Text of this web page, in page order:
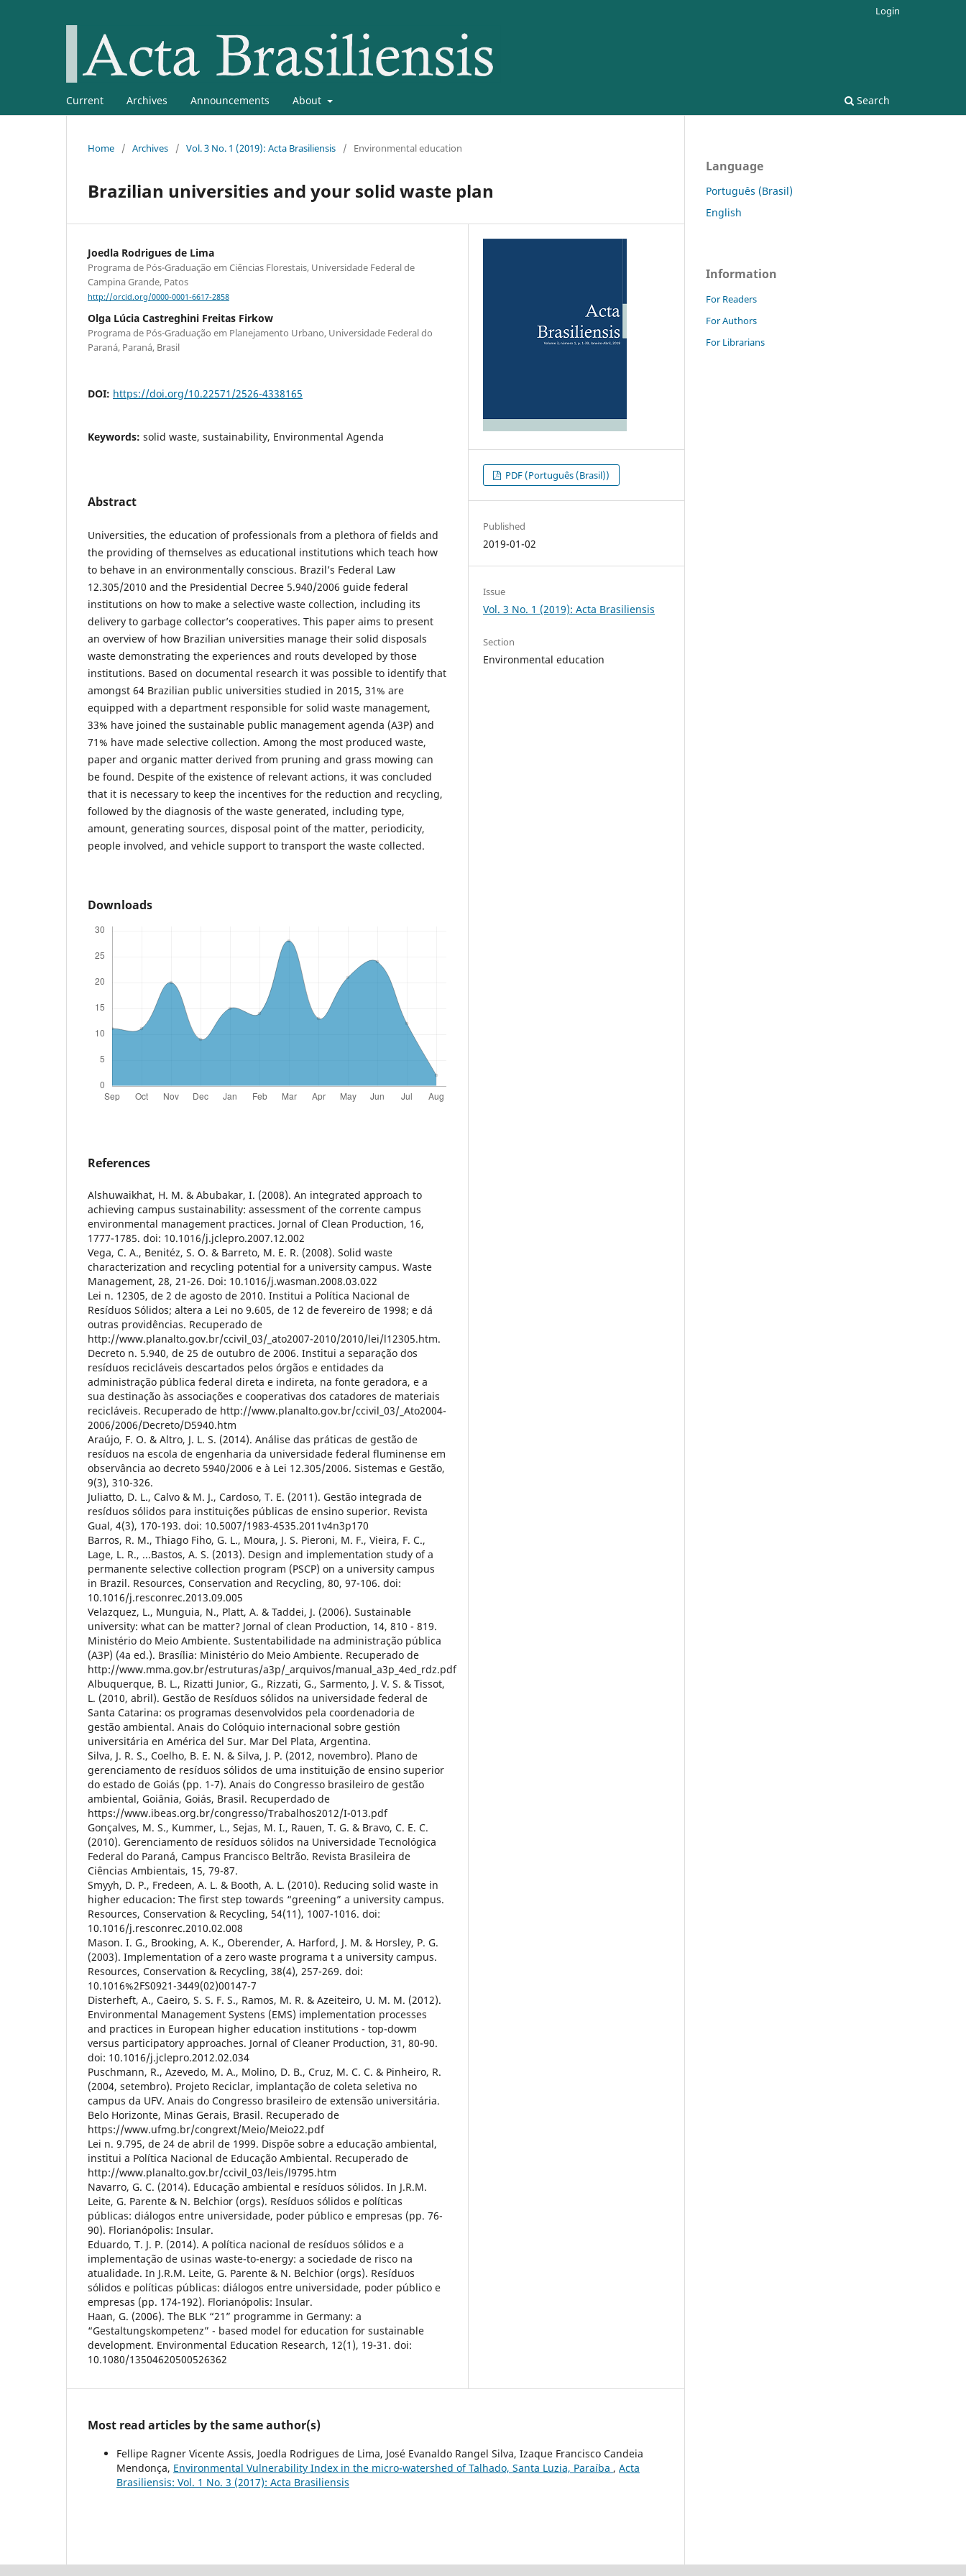
Current Archives Announcements About Search
Login
Home / Archives / Vol. 3 No. 1 (2019): Acta Brasiliensis / Environmental education
Brazilian universities and your solid waste plan
Joedla Rodrigues de Lima
Programa de Pós-Graduação em Ciências Florestais, Universidade Federal de
Campina Grande, Patos
http://orcid.org/0000-0001-6617-2858
Olga Lúcia Castreghini Freitas Firkow
Programa de Pós-Graduação em Planejamento Urbano, Universidade Federal do
Paraná, Paraná, Brasil
DOI: https://doi.org/10.22571/2526-4338165
Keywords: solid waste, sustainability, Environmental Agenda
Abstract
Universities, the education of professionals from a plethora of fields and
the providing of themselves as educational institutions which teach how
to behave in an environmentally conscious. Brazil’s Federal Law
12.305/2010 and the Presidential Decree 5.940/2006 guide federal
institutions on how to make a selective waste collection, including its
delivery to garbage collector’s cooperatives. This paper aims to present
an overview of how Brazilian universities manage their solid disposals
waste demonstrating the experiences and routs developed by those
institutions. Based on documental research it was possible to identify that
amongst 64 Brazilian public universities studied in 2015, 31% are
equipped with a department responsible for solid waste management,
33% have joined the sustainable public management agenda (A3P) and
71% have made selective collection. Among the most produced waste,
paper and organic matter derived from pruning and grass mowing can
be found. Despite of the existence of relevant actions, it was concluded
that it is necessary to keep the incentives for the reduction and recycling,
followed by the diagnosis of the waste generated, including type,
amount, generating sources, disposal point of the matter, periodicity,
people involved, and vehicle support to transport the waste collected.
Downloads
References
Alshuwaikhat, H. M. & Abubakar, I. (2008). An integrated approach to
achieving campus sustainability: assessment of the corrente campus
environmental management practices. Jornal of Clean Production, 16,
1777-1785. doi: 10.1016/j.jclepro.2007.12.002
Vega, C. A., Benitéz, S. O. & Barreto, M. E. R. (2008). Solid waste
characterization and recycling potential for a university campus. Waste
Management, 28, 21-26. Doi: 10.1016/j.wasman.2008.03.022
Lei n. 12305, de 2 de agosto de 2010. Institui a Política Nacional de
Resíduos Sólidos; altera a Lei no 9.605, de 12 de fevereiro de 1998; e dá
outras providências. Recuperado de
http://www.planalto.gov.br/ccivil_03/_ato2007-2010/2010/lei/l12305.htm.
Decreto n. 5.940, de 25 de outubro de 2006. Institui a separação dos
resíduos recicláveis descartados pelos órgãos e entidades da
administração pública federal direta e indireta, na fonte geradora, e a
sua destinação às associações e cooperativas dos catadores de materiais
recicláveis. Recuperado de http://www.planalto.gov.br/ccivil_03/_Ato2004-
2006/2006/Decreto/D5940.htm
Araújo, F. O. & Altro, J. L. S. (2014). Análise das práticas de gestão de
resíduos na escola de engenharia da universidade federal fluminense em
observância ao decreto 5940/2006 e à Lei 12.305/2006. Sistemas e Gestão,
9(3), 310-326.
Juliatto, D. L., Calvo & M. J., Cardoso, T. E. (2011). Gestão integrada de
resíduos sólidos para instituições públicas de ensino superior. Revista
Gual, 4(3), 170-193. doi: 10.5007/1983-4535.2011v4n3p170
Barros, R. M., Thiago Fiho, G. L., Moura, J. S. Pieroni, M. F., Vieira, F. C.,
Lage, L. R., ...Bastos, A. S. (2013). Design and implementation study of a
permanente selective collection program (PSCP) on a university campus
in Brazil. Resources, Conservation and Recycling, 80, 97-106. doi:
10.1016/j.resconrec.2013.09.005
Velazquez, L., Munguia, N., Platt, A. & Taddei, J. (2006). Sustainable
university: what can be matter? Jornal of clean Production, 14, 810 - 819.
Ministério do Meio Ambiente. Sustentabilidade na administração pública
(A3P) (4a ed.). Brasília: Ministério do Meio Ambiente. Recuperado de
http://www.mma.gov.br/estruturas/a3p/_arquivos/manual_a3p_4ed_rdz.pdf
Albuquerque, B. L., Rizatti Junior, G., Rizzati, G., Sarmento, J. V. S. & Tissot,
L. (2010, abril). Gestão de Resíduos sólidos na universidade federal de
Santa Catarina: os programas desenvolvidos pela coordenadoria de
gestão ambiental. Anais do Colóquio internacional sobre gestión
universitária en América del Sur. Mar Del Plata, Argentina.
Silva, J. R. S., Coelho, B. E. N. & Silva, J. P. (2012, novembro). Plano de
gerenciamento de resíduos sólidos de uma instituição de ensino superior
do estado de Goiás (pp. 1-7). Anais do Congresso brasileiro de gestão
ambiental, Goiânia, Goiás, Brasil. Recuperdado de
https://www.ibeas.org.br/congresso/Trabalhos2012/I-013.pdf
Gonçalves, M. S., Kummer, L., Sejas, M. I., Rauen, T. G. & Bravo, C. E. C.
(2010). Gerenciamento de resíduos sólidos na Universidade Tecnológica
Federal do Paraná, Campus Francisco Beltrão. Revista Brasileira de
Ciências Ambientais, 15, 79-87.
Smyyh, D. P., Fredeen, A. L. & Booth, A. L. (2010). Reducing solid waste in
higher educacion: The first step towards “greening” a university campus.
Resources, Conservation & Recycling, 54(11), 1007-1016. doi:
10.1016/j.resconrec.2010.02.008
Mason. I. G., Brooking, A. K., Oberender, A. Harford, J. M. & Horsley, P. G.
(2003). Implementation of a zero waste programa t a university campus.
Resources, Conservation & Recycling, 38(4), 257-269. doi:
10.1016%2FS0921-3449(02)00147-7
Disterheft, A., Caeiro, S. S. F. S., Ramos, M. R. & Azeiteiro, U. M. M. (2012).
Environmental Management Systens (EMS) implementation processes
and practices in European higher education institutions - top-dowm
versus participatory approaches. Jornal of Cleaner Production, 31, 80-90.
doi: 10.1016/j.jclepro.2012.02.034
Puschmann, R., Azevedo, M. A., Molino, D. B., Cruz, M. C. C. & Pinheiro, R.
(2004, setembro). Projeto Reciclar, implantação de coleta seletiva no
campus da UFV. Anais do Congresso brasileiro de extensão universitária.
Belo Horizonte, Minas Gerais, Brasil. Recuperado de
https://www.ufmg.br/congrext/Meio/Meio22.pdf
Lei n. 9.795, de 24 de abril de 1999. Dispõe sobre a educação ambiental,
institui a Política Nacional de Educação Ambiental. Recuperado de
http://www.planalto.gov.br/ccivil_03/leis/l9795.htm
Navarro, G. C. (2014). Educação ambiental e resíduos sólidos. In J.R.M.
Leite, G. Parente & N. Belchior (orgs). Resíduos sólidos e políticas
públicas: diálogos entre universidade, poder público e empresas (pp. 76-
90). Florianópolis: Insular.
Eduardo, T. J. P. (2014). A política nacional de resíduos sólidos e a
implementação de usinas waste-to-energy: a sociedade de risco na
atualidade. In J.R.M. Leite, G. Parente & N. Belchior (orgs). Resíduos
sólidos e políticas públicas: diálogos entre universidade, poder público e
empresas (pp. 174-192). Florianópolis: Insular.
Haan, G. (2006). The BLK “21” programme in Germany: a
“Gestaltungskompetenz” - based model for education for sustainable
development. Environmental Education Research, 12(1), 19-31. doi:
10.1080/13504620500526362
PDF (Português (Brasil))
Published
2019-01-02
Issue
Vol. 3 No. 1 (2019): Acta Brasiliensis
Section
Environmental education
Most read articles by the same author(s)
Fellipe Ragner Vicente Assis, Joedla Rodrigues de Lima, José Evanaldo Rangel Silva, Izaque Francisco Candeia
Mendonça, Environmental Vulnerability Index in the micro-watershed of Talhado, Santa Luzia, Paraíba , Acta
Brasiliensis: Vol. 1 No. 3 (2017): Acta Brasiliensis
Language
Português (Brasil)
English
Information
For Readers
For Authors
For Librarians